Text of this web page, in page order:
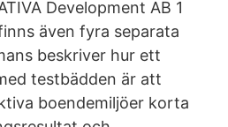
Development AB 1
även fyra separata
beskriver hur ett
testbädden är att
boendemiljöer korta